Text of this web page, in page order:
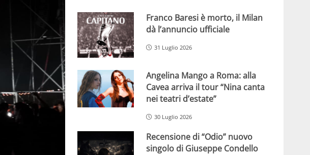
Franco Baresi è morto, il Milan
dà l’annuncio ufficiale
31 Luglio 2026
Angelina Mango a Roma: alla
Cavea arriva il tour “Nina canta
nei teatri d’estate”
30 Luglio 2026
Recensione di “Odio” nuovo
singolo di Giuseppe Condello